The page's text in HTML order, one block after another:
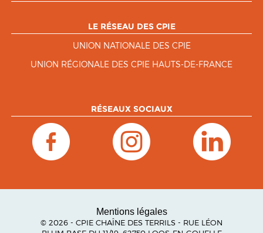
LE RÉSEAU DES CPIE
UNION NATIONALE DES CPIE
UNION RÉGIONALE DES CPIE HAUTS-DE-FRANCE
RÉSEAUX SOCIAUX
Mentions légales
© 2026 - CPIE CHAÎNE DES TERRILS - RUE LÉON